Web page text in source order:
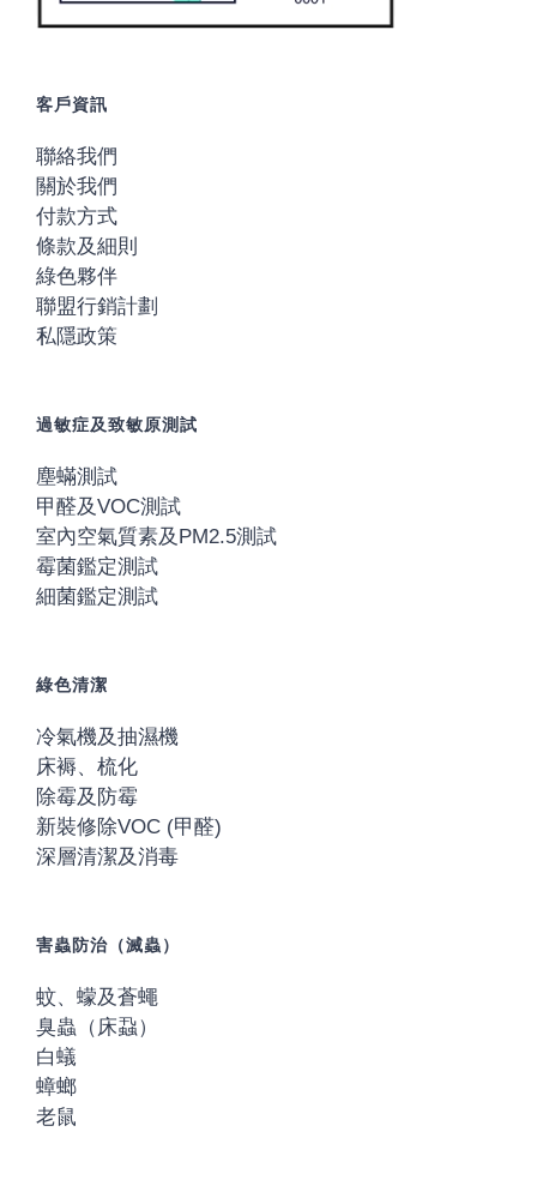
客戶資訊
聯絡我們
關於我們
付款方式
條款及細則
綠色夥伴
聯盟行銷計劃
私隱政策
過敏症及致敏原測試
塵蟎測試
甲醛及VOC測試
室內空氣質素及PM2.5測試
霉菌鑑定測試
細菌鑑定測試
綠色清潔
冷氣機及抽濕機
床褥、梳化
除霉及防霉
新裝修除VOC (甲醛)
深層清潔及消毒
害蟲防治（滅蟲）
蚊、蠓及蒼蠅
臭蟲（床蝨）
白蟻
蟑螂
老鼠